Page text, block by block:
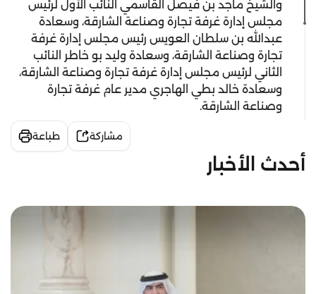
والشيخ ماجد بن فيصل القاسمي النائب الأول لرئيس
مجلس إدارة غرفة تجارة وصناعة الشارقة، وسعادة
عبدالله بن سلطان العويس رئيس مجلس إدارة غرفة
تجارة وصناعة الشارقة، وسعادة وليد بو خاطر النائب
الثاني لرئيس مجلس إدارة غرفة تجارة وصناعة الشارقة،
وسعادة خالد بطي الهاجري مدير عام غرفة تجارة
وصناعة الشارقة.
مشاركة طباعة
أحدث الأخبار